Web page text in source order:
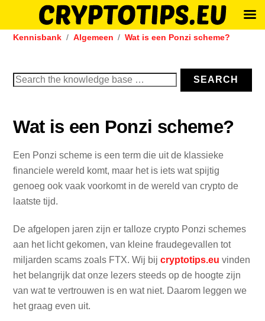
SkipKennisbank Algemeen Wat is een Ponzi scheme?
Search
SEARCH
Wat is een Ponzi scheme?
Een Ponzi scheme is een term die uit de klassieke
financiele wereld komt, maar het is iets wat spijtig
genoeg ook vaak voorkomt in de wereld van crypto de
laatste tijd.
De afgelopen jaren zijn er talloze crypto Ponzi schemes
aan het licht gekomen, van kleine fraudegevallen tot
miljarden scams zoals FTX. Wij bijcryptotips.eu vinden
het belangrijk dat onze lezers steeds op de hoogte zijn
van wat te vertrouwen is en wat niet. Daarom leggen we
het graag even uit.